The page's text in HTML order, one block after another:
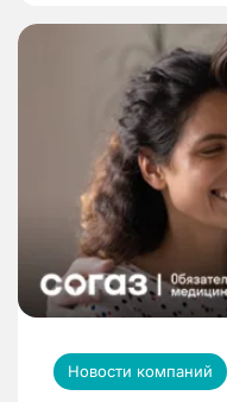
Новости компаний